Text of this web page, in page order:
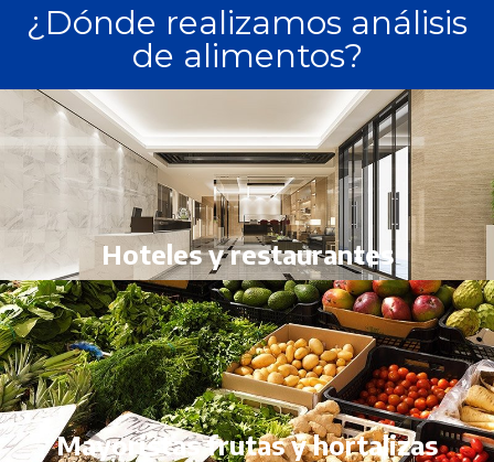
¿Dónde realizamos análisis
de alimentos?
Hoteles y restaurantes
Mayoristas frutas y hortalizas